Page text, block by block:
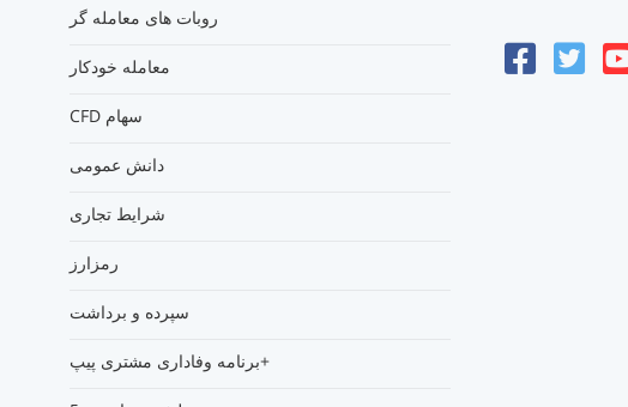
روبات های معامله گر
معامله خودکار
CFD سهام
دانش عمومی
شرایط تجاری
رمزارز
سپرده و برداشت
برنامه وفاداری مشتری پیپ+